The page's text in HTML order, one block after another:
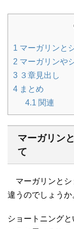
1 マーガリンと
2 マーガリンや
3 ３章見出し
4 まとめ
4.1 関連
マーガリン
て
マーガリンとシ
違うのでしょうか
ショートニング